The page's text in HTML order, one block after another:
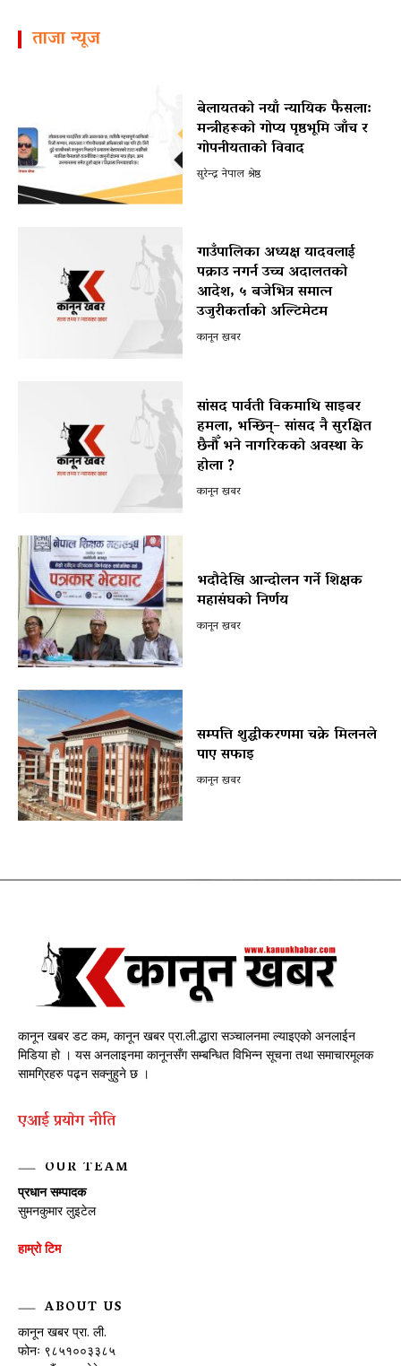
ताजा न्यूज
बेलायतको नयाँ न्यायिक फैसला:
मन्त्रीहरूको गोप्य पृष्ठभूमि जाँच र
गोपनीयताको विवाद
सुरेन्द्र नेपाल श्रेष्ठ
गाउँपालिका अध्यक्ष यादवलाई
पक्राउ नगर्न उच्च अदालतको
आदेश, ५ बजेभित्र समात्न
उजुरीकर्ताको अल्टिमेटम
कानून खबर
सांसद पार्वती विकमाथि साइबर
हमला, भन्छिन्– सांसद नै सुरक्षित
छैनौँ भने नागरिकको अवस्था के
होला ?
कानून खबर
भदौदेखि आन्दोलन गर्ने शिक्षक
महासंघको निर्णय
कानून खबर
सम्पत्ति शुद्धीकरणमा चक्रे मिलनले
पाए सफाइ
कानून खबर
कानून खबर डट कम, कानून खबर प्रा.ली.द्धारा सञ्चालनमा ल्याइएको अनलाईन
मिडिया हो । यस अनलाइनमा कानूनसँग सम्बन्धित विभिन्न सूचना तथा समाचारमूलक
सामग्रिहरु पढ्न सक्नुहुने छ ।
एआई प्रयाेग नीति
OUR TEAM
प्रधान सम्पादक
सुमनकुमार लुइटेल
हाम्रो टिम
ABOUT US
कानून खबर प्रा. ली.
फोनः ९८५१००३३८५